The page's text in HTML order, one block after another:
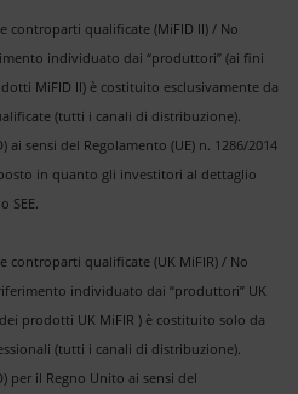
controparti qualificate (MiFID II) / No
individuato dai “produttori” (ai fini
MiFID II) è costituito esclusivamente da
(tutti i canali di distribuzione).
sensi del Regolamento (UE) n. 1286/2014
in quanto gli investitori al dettaglio
SEE.
controparti qualificate (UK MiFIR) / No
individuato dai “produttori” UK
prodotti UK MiFIR ) è costituito solo da
(tutti i canali di distribuzione).
per il Regno Unito ai sensi del